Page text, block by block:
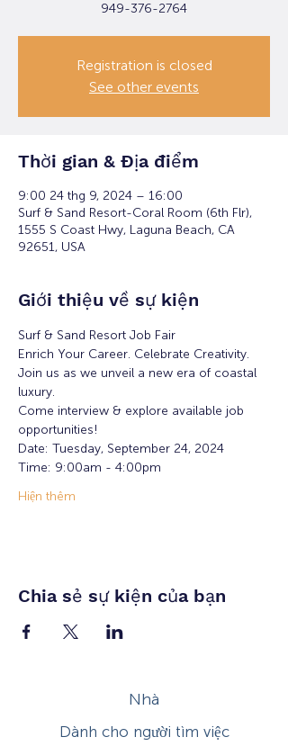
949-376-2764
Registration is closed
See other events
Thời gian & Địa điểm
9:00 24 thg 9, 2024 – 16:00
Surf & Sand Resort-Coral Room (6th Flr),
1555 S Coast Hwy, Laguna Beach, CA
92651, USA
Giới thiệu về sự kiện
Surf & Sand Resort Job Fair
Enrich Your Career. Celebrate Creativity.
Join us as we unveil a new era of coastal
luxury.
Come interview & explore available job
opportunities!
Date: Tuesday, September 24, 2024
Time: 9:00am - 4:00pm
Hiện thêm
Chia sẻ sự kiện của bạn
Nhà
Dành cho người tìm việc